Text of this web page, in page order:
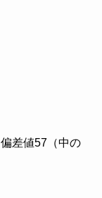
偏差値57（中の